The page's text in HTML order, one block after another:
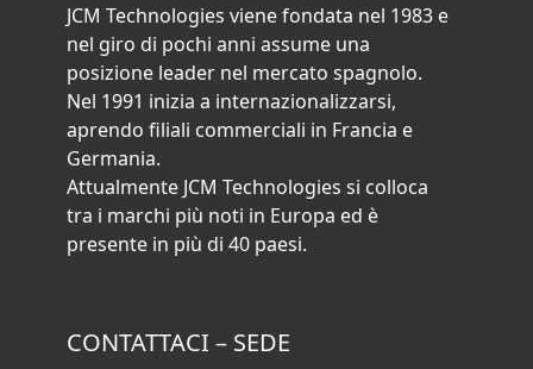
JCM Technologies viene fondata nel 1983 e
nel giro di pochi anni assume una
posizione leader nel mercato spagnolo.
Nel 1991 inizia a internazionalizzarsi,
aprendo filiali commerciali in Francia e
Germania.
Attualmente JCM Technologies si colloca
tra i marchi più noti in Europa ed è
presente in più di 40 paesi.
CONTATTACI – SEDE